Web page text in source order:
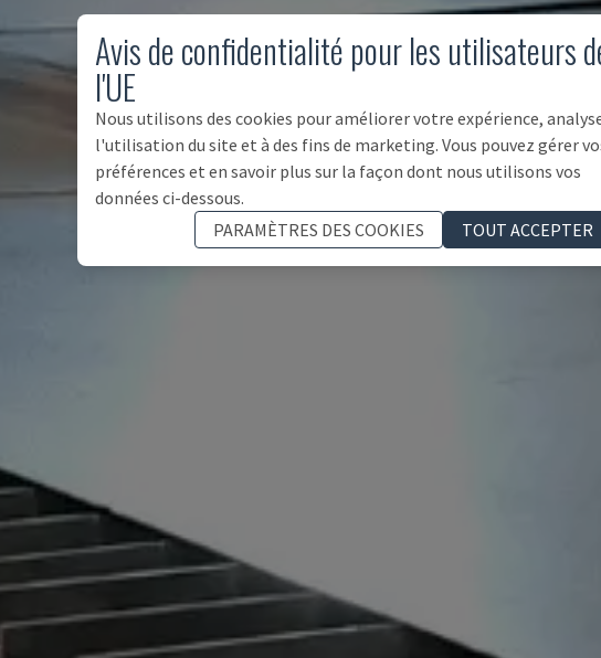
Avis de confidentialité pour les utilisateurs
l'UE
Nous utilisons des cookies pour améliorer votre expérience,
l'utilisation du site et à des fins de marketing. Vous pouvez gérer
préférences et en savoir plus sur la façon dont nous utilisons vos
données ci-dessous.
PARAMÈTRES DES COOKIES
TOUT ACCEPTER